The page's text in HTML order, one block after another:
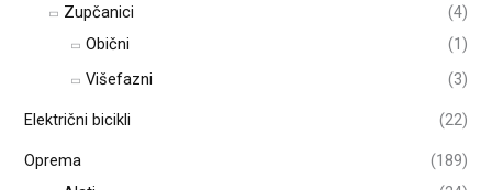
Zupčanici
(4)
Obični
(1)
Višefazni
(3)
Električni bicikli (22)
Oprema
(189)